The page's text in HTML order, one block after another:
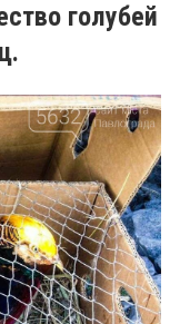
голубей